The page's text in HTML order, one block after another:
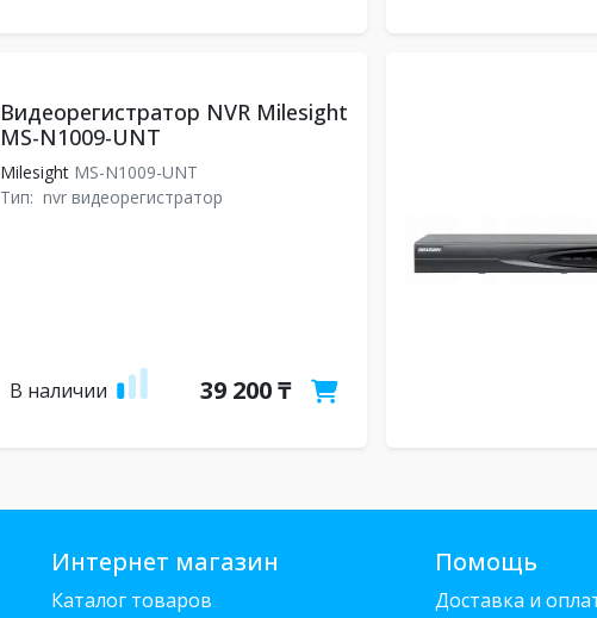
Видеорегистратор NVR Milesight
MS-N1009-UNT
MilesightMS-N1009-UNT
Тип: nvr видеорегистратор
В наличии 39 200 ₸
Интернет магазин
Каталог товаров
Помощь
Доставка и